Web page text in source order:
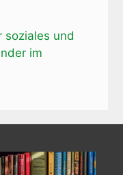
soziales und
im